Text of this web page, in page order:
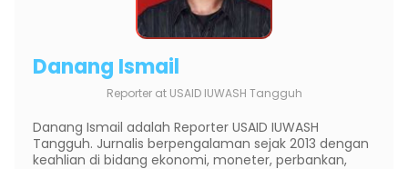
Danang Ismail
Reporter at USAID IUWASH Tangguh
Danang Ismail adalah Reporter USAID IUWASH
Tangguh. Jurnalis berpengalaman sejak 2013 dengan
keahlian di bidang ekonomi, moneter, perbankan,